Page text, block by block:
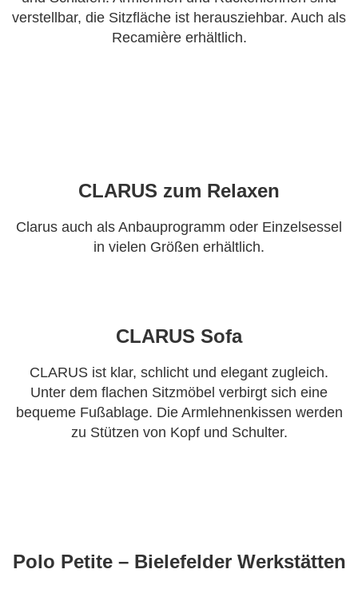
verstellbar, die Sitzfläche ist herausziehbar. Auch als
Recamière erhältlich.
CLARUS zum Relaxen
Clarus auch als Anbauprogramm oder Einzelsessel
in vielen Größen erhältlich.
CLARUS Sofa
CLARUS ist klar, schlicht und elegant zugleich.
Unter dem flachen Sitzmöbel verbirgt sich eine
bequeme Fußablage. Die Armlehnenkissen werden
zu Stützen von Kopf und Schulter.
Polo Petite – Bielefelder Werkstätten